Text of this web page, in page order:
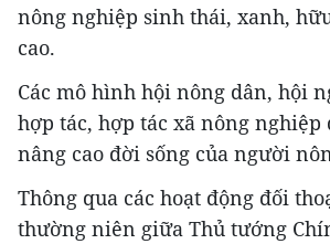
nông nghiệp sinh thái, xanh,
cao.
Các mô hình hội nông dân, hội
hợp tác, hợp tác xã nông nghiệp
nâng cao đời sống của người
Thông qua các hoạt động đối
thường niên giữa Thủ tướng